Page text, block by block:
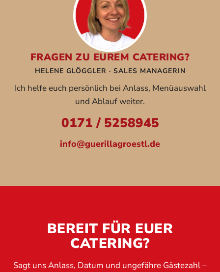
FRAGEN ZU EUREM CATERING?
HELENE GLÖGGLER · SALES MANAGERIN
Ich helfe euch persönlich bei Anlass, Menüauswahl
und Ablauf weiter.
0171 / 5258945
info@guerillagroestl.de
BEREIT FÜR EUER
CATERING?
Sagt uns Anlass, Datum und ungefähre Gästezahl –